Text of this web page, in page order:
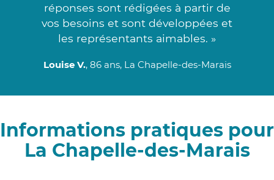
réponses sont rédigées à partir de
vos besoins et sont développées et
les représentants aimables. »
Louise V., 86 ans, La Chapelle-des-Marais
Informations pratiques pour
La Chapelle-des-Marais